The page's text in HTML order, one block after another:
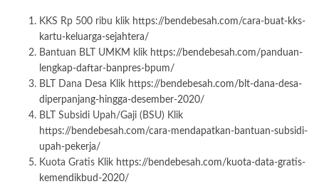
KKS Rp 500 ribu klik https://bendebesah.com/cara-buat-kks-
kartu-keluarga-sejahtera/
Bantuan BLT UMKM klik https://bendebesah.com/panduan-
lengkap-daftar-banpres-bpum/
BLT Dana Desa Klik https://bendebesah.com/blt-dana-desa-
diperpanjang-hingga-desember-2020/
BLT Subsidi Upah/Gaji (BSU) Klik
https://bendebesah.com/cara-mendapatkan-bantuan-subsidi-
upah-pekerja/
Kuota Gratis Klik https://bendebesah.com/kuota-data-gratis-
kemendikbud-2020/